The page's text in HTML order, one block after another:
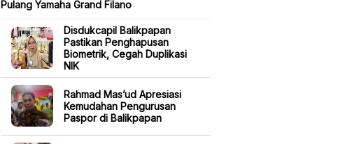
Pulang Yamaha Grand Filano
Disdukcapil Balikpapan
Pastikan Penghapusan
Biometrik, Cegah Duplikasi
NIK
Rahmad Mas’ud Apresiasi
Kemudahan Pengurusan
Paspor di Balikpapan